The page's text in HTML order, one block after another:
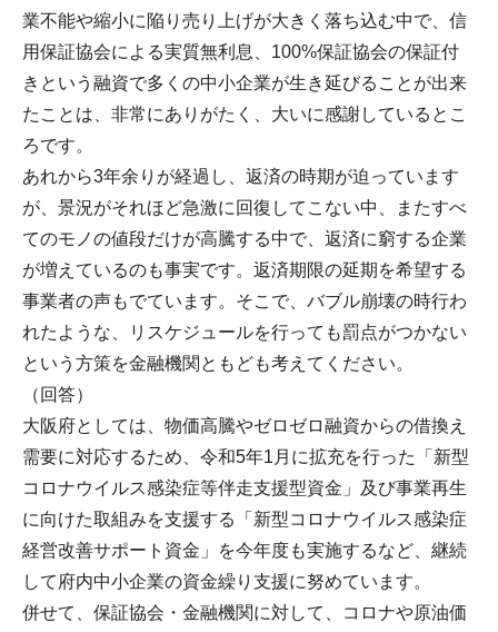
業不能や縮小に陥り売り上げが大きく落ち込む中で、信
用保証協会による実質無利息、100%保証協会の保証付
きという融資で多くの中小企業が生き延びることが出来
たことは、非常にありがたく、大いに感謝しているとこ
ろです。
あれから3年余りが経過し、返済の時期が迫っています
が、景況がそれほど急激に回復してこない中、またすべ
てのモノの値段だけが高騰する中で、返済に窮する企業
が増えているのも事実です。返済期限の延期を希望する
事業者の声もでています。そこで、バブル崩壊の時行わ
れたような、リスケジュールを行っても罰点がつかない
という方策を金融機関ともども考えてください。
（回答）
大阪府としては、物価高騰やゼロゼロ融資からの借換え
需要に対応するため、令和5年1月に拡充を行った「新型
コロナウイルス感染症等伴走支援型資金」及び事業再生
に向けた取組みを支援する「新型コロナウイルス感染症
経営改善サポート資金」を今年度も実施するなど、継続
して府内中小企業の資金繰り支援に努めています。
併せて、保証協会・金融機関に対して、コロナや原油価